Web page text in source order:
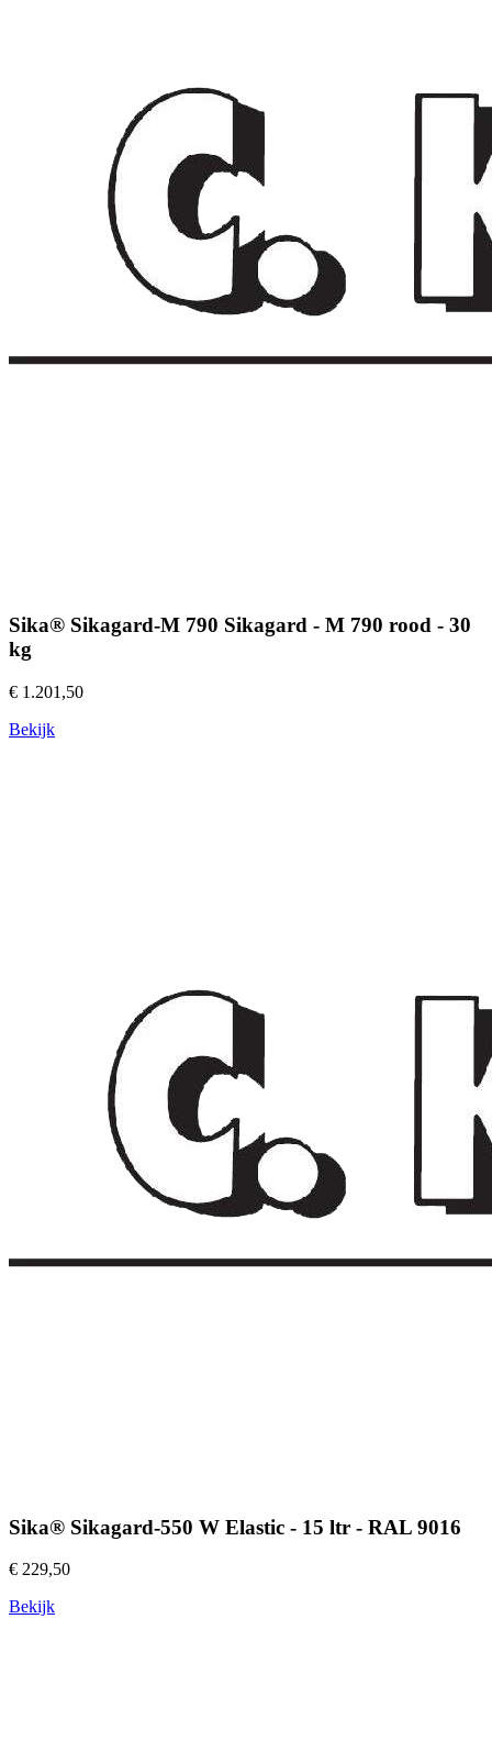
Sika® Sikagard-M 790 Sikagard - M 790 rood - 30
kg
€ 1.201,50
Bekijk
Sika® Sikagard-550 W Elastic - 15 ltr - RAL 9016
€ 229,50
Bekijk